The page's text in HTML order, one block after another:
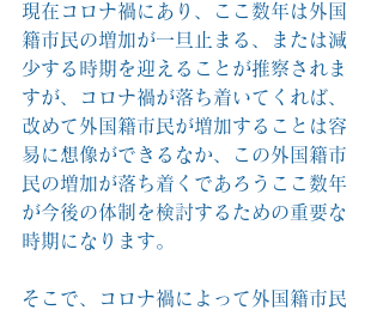
現在コロナ禍にあり、ここ数年は外国
籍市民の増加が一旦止まる、または減
少する時期を迎えることが推察されま
すが、コロナ禍が落ち着いてくれば、
改めて外国籍市民が増加することは容
易に想像ができるなか、この外国籍市
民の増加が落ち着くであろうここ数年
が今後の体制を検討するための重要な
時期になります。
そこで、コロナ禍によって外国籍市民